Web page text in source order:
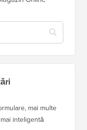
mai multe
inteligentă